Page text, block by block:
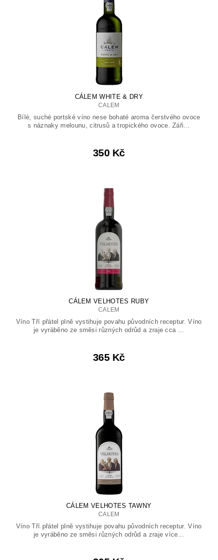
CÁLEM WHITE & DRY
CALEM
Bílé, suché portské víno nese bohaté aroma čerstvého ovoce
s náznaky melounu, citrusů a tropického ovoce. Záři...
350 Kč
CÁLEM VELHOTES RUBY
CALEM
Víno Tří přátel plně vystihuje povahu původních receptur. Víno
je vyráběno ze směsi různých odrůd a zraje cca ...
365 Kč
CÁLEM VELHOTES TAWNY
CALEM
Víno Tří přátel plně vystihuje povahu původních receptur. Víno
je vyráběno ze směsi různých odrůd a zraje více...